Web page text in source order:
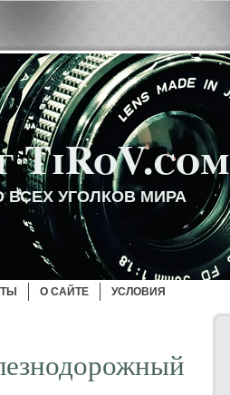
TiRoV.com
УГОЛКОВ МИРА
О САЙТЕ УСЛОВИЯ